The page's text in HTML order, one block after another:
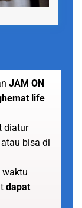
JAM ON
life
diatur
atau bisa di
waktu
dapat